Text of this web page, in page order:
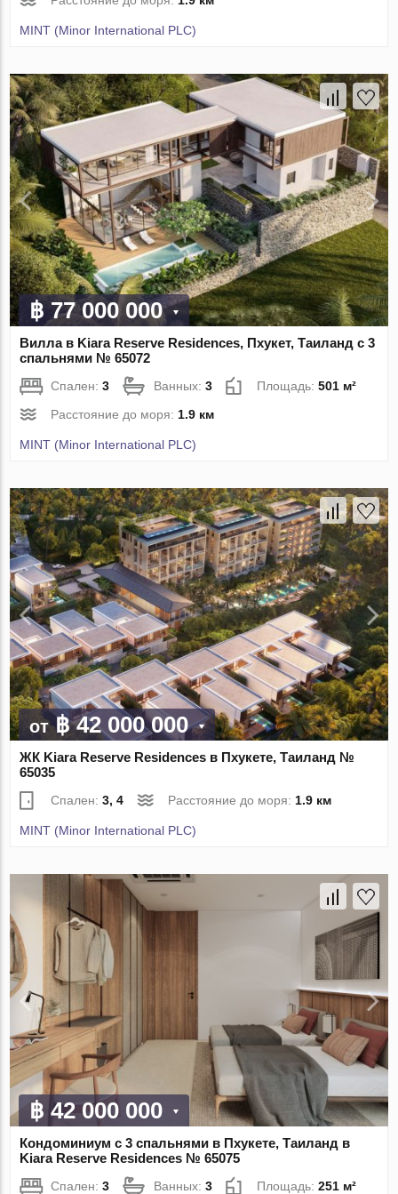
MINT (Minor International PLC)
฿ 77 000 000
Вилла в Kiara Reserve Residences, Пхукет, Таиланд с 3
спальнями № 65072
Спален:3 Ванных:3 Площадь:501 м²
Расстояние до моря: 1.9 км
MINT (Minor International PLC)
от฿ 42 000 000
ЖК Kiara Reserve Residences в Пхукете, Таиланд №
65035
Спален:3, 4 Расстояние до моря: 1.9 км
MINT (Minor International PLC)
฿ 42 000 000
Кондоминиум с 3 спальнями в Пхукете, Таиланд в
Kiara Reserve Residences № 65075
Спален:3 Ванных:3 Площадь:251 м²